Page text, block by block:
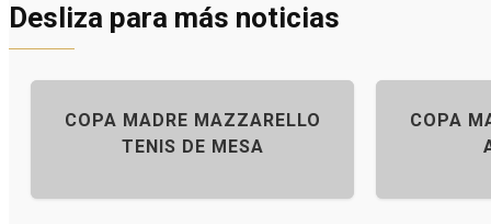
Desliza para más noticias
COPA MADRE MAZZARELLO
TENIS DE MESA
COPA